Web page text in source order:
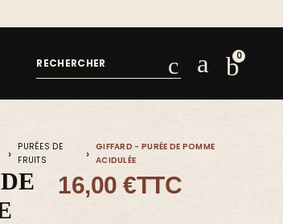
PURÉES DE
FRUITS
GIFFARD - PURÉE DE POMME
ACIDULÉE
16,00 €TTC